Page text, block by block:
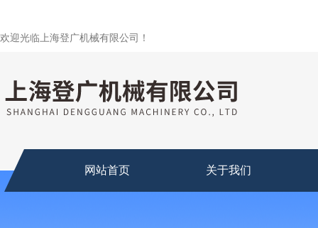
欢迎光临上海登广机械有限公司！
网站首页 关于我们